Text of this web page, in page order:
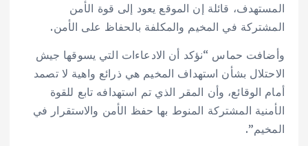
المستهدف، قائلة إن الموقع يعود إلى قوة الأمن
المشتركة في المخيم والمكلفة بالحفاظ على الأمن.
وأضافت حماس “نؤكد أن الادعاءات التي يسوقها جيش
الاحتلال بشأن استهداف المخيم هي ذرائع واهية لا تصمد
أمام الوقائع، وأن المقر الذي تم استهدافه تابع للقوة
الأمنية المشتركة المنوط بها حفظ الأمن والاستقرار في
المخيم”.